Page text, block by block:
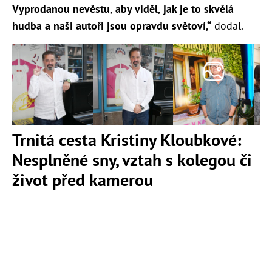
Vyprodanou nevěstu, aby viděl, jak je to skvělá
hudba a naši autoři jsou opravdu světoví,“ dodal.
Trnitá cesta Kristiny Kloubkové:
Nesplněné sny, vztah s kolegou či
život před kamerou